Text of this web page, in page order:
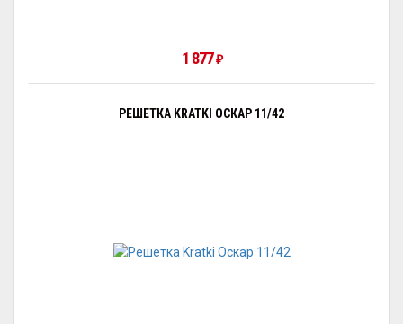
1 877₽
РЕШЕТКА KRATKI ОСКАР 11/42